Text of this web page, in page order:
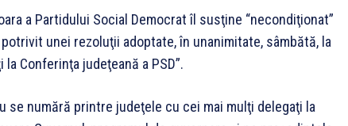
a Partidului Social Democrat îl susţine “necondiţionat”
unei rezoluţii adoptate, în unanimitate, sâmbătă, la
Conferinţa judeţeană a PSD”.
se numără printre judeţele cu cei mai mulţi delegaţi la